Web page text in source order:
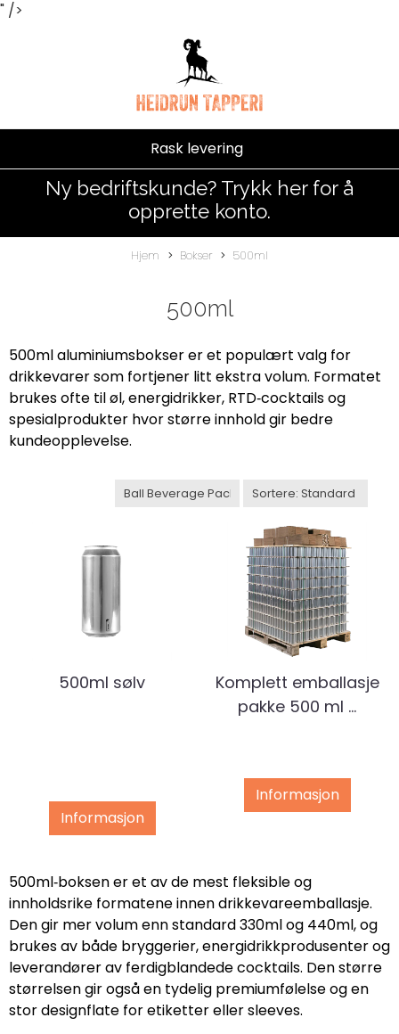
" />
Rask levering
Ny bedriftskunde? Trykk her for å
opprette konto.
Hjem Bokser 500ml
500ml
500ml aluminiumsbokser er et populært valg for
drikkevarer som fortjener litt ekstra volum. Formatet
brukes ofte til øl, energidrikker, RTD‑cocktails og
spesialprodukter hvor større innhold gir bedre
kundeopplevelse.
500ml sølv
Informasjon
Komplett emballasje
pakke 500 ml ...
Informasjon
500ml‑boksen er et av de mest fleksible og
innholdsrike formatene innen drikkevareemballasje.
Den gir mer volum enn standard 330ml og 440ml, og
brukes av både bryggerier, energidrikkprodusenter og
leverandører av ferdigblandede cocktails. Den større
størrelsen gir også en tydelig premiumfølelse og en
stor designflate for etiketter eller sleeves.